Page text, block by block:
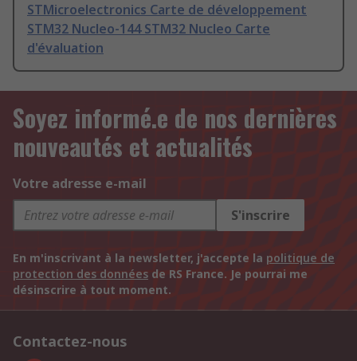
STMicroelectronics Carte de développement
STM32 Nucleo-144 STM32 Nucleo Carte
d'évaluation
Soyez informé.e de nos dernières
nouveautés et actualités
Votre adresse e-mail
S'inscrire
En m'inscrivant à la newsletter, j'accepte la politique de
protection des données de RS France. Je pourrai me
désinscrire à tout moment.
Contactez-nous